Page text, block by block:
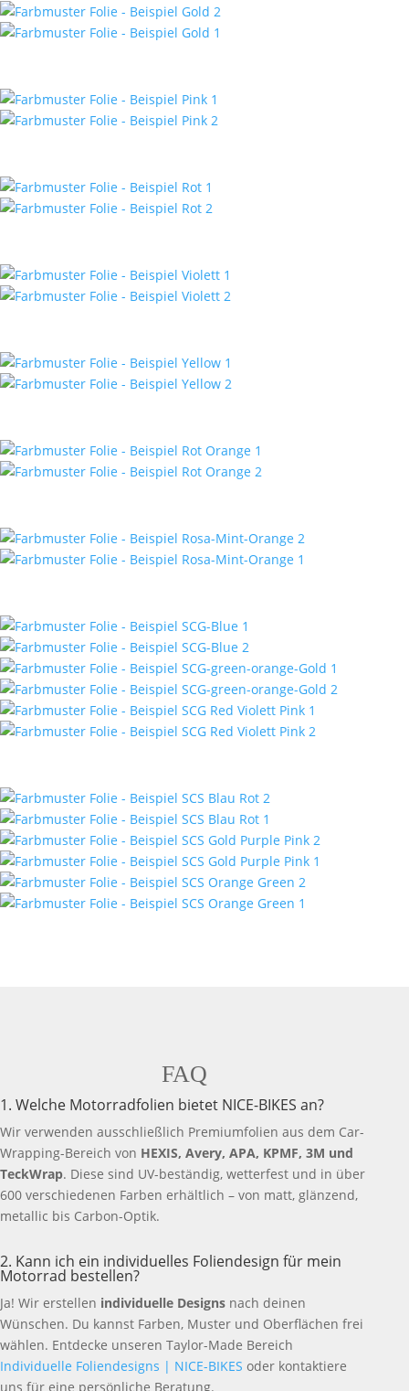
FAQ
1. Welche Motorradfolien bietet NICE-BIKES an?
Wir verwenden ausschließlich Premiumfolien aus dem Car-
Wrapping-Bereich von HEXIS, Avery, APA, KPMF, 3M und
TeckWrap. Diese sind UV-beständig, wetterfest und in über
600 verschiedenen Farben erhältlich – von matt, glänzend,
metallic bis Carbon-Optik.
2. Kann ich ein individuelles Foliendesign für mein
Motorrad bestellen?
Ja! Wir erstellen individuelle Designs nach deinen
Wünschen. Du kannst Farben, Muster und Oberflächen frei
wählen. Entdecke unseren Taylor-Made Bereich
Individuelle Foliendesigns | NICE-BIKES oder kontaktiere
uns für eine persönliche Beratung.